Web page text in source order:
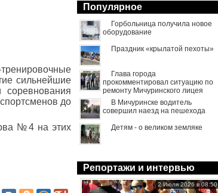
сильнейшие
соревнования
до
№4 на этих
Популярное
Горбольница получила новое
оборудование
Праздник «крылатой пехоты»
Глава города
прокомментировал ситуацию по
ремонту Мичуринского лицея
В Мичуринске водитель
совершил наезд на пешехода
Детям - о великом земляке
Репортажи и интервью
2 Июля 2026 в 08:50